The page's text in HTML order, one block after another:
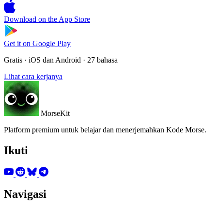
Download on the App Store
Get it on Google Play
Gratis · iOS dan Android · 27 bahasa
Lihat cara kerjanya
MorseKit
Platform premium untuk belajar dan menerjemahkan Kode Morse.
Ikuti
Navigasi